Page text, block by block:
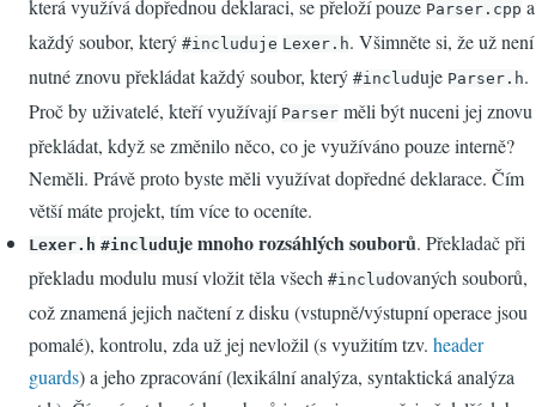
která využívá dopřednou deklaraci, se přeloží pouze Parser.cpp a
každý soubor, který #includuje Lexer.h. Všimněte si, že už není
nutné znovu překládat každý soubor, který #includuje Parser.h.
Proč by uživatelé, kteří využívají Parser měli být nuceni jej znovu
překládat, když se změnilo něco, co je využíváno pouze interně?
Neměli. Právě proto byste měli využívat dopředné deklarace. Čím
větší máte projekt, tím více to oceníte.
Lexer.h #includ uje mnoho rozsáhlých souborů. Překladač při
překladu modulu musí vložit těla všech #includovaných souborů,
což znamená jejich načtení z disku (vstupně/výstupní operace jsou
pomalé), kontrolu, zda už jej nevložil (s využitím tzv. header
guards) a jeho zpracování (lexikální analýza, syntaktická analýza